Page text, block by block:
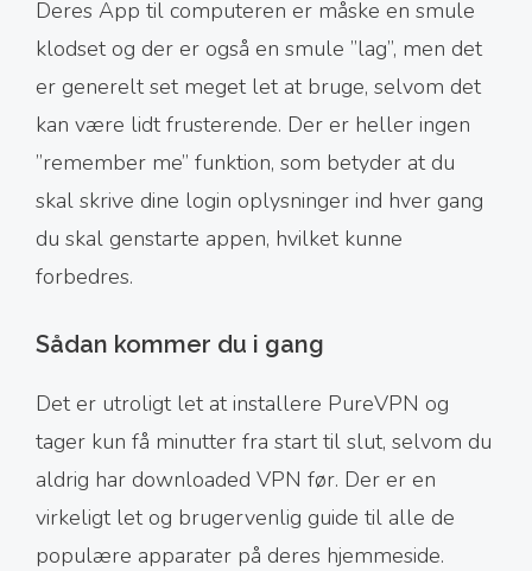
Deres App til computeren er måske en smule
klodset og der er også en smule ’’lag’’, men det
er generelt set meget let at bruge, selvom det
kan være lidt frusterende. Der er heller ingen
’’remember me’’ funktion, som betyder at du
skal skrive dine login oplysninger ind hver gang
du skal genstarte appen, hvilket kunne
forbedres.
Sådan kommer du i gang
Det er utroligt let at installere PureVPN og
tager kun få minutter fra start til slut, selvom du
aldrig har downloaded VPN før. Der er en
virkeligt let og brugervenlig guide til alle de
populære apparater på deres hjemmeside.